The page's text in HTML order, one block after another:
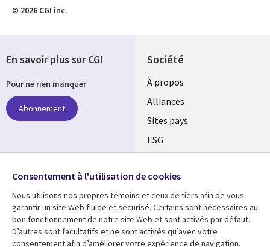
© 2026 CGI inc.
Société
À propos
Alliances
Sites pays
ESG
Fusions
Salle de presse
En savoir plus sur CGI
Pour ne rien manquer
Abonnement
Suivez-nous
Social
Media
Global
FR
Consentement à l'utilisation de cookies
Nous utilisons nos propres témoins et ceux de tiers afin de vous
garantir un site Web fluide et sécurisé. Certains sont nécessaires au
bon fonctionnement de notre site Web et sont activés par défaut.
D’autres sont facultatifs et ne sont activés qu’avec votre
consentement afin d’améliorer votre expérience de navigation.